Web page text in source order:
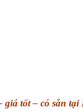
giá tốt – có sẵn tại